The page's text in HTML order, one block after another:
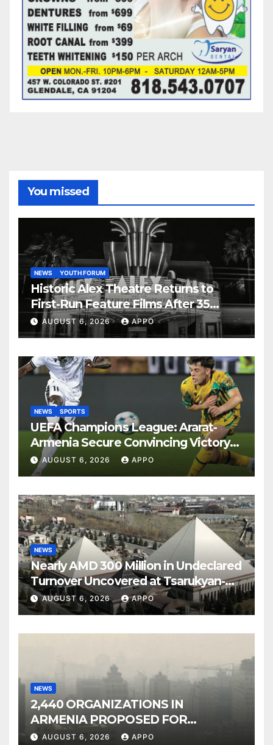
You missed
NEWS YOUTH FORUM
Historic Alex Theatre Returns to
First-Run Feature Films After 35
Years
AUGUST 6, 2026 APPO
NEWS SPORTS
UEFA Champions League: Ararat-
Armenia Secure Convincing Victory
Over Shamrock Rovers 2-0
AUGUST 6, 2026 APPO
NEWS
Nearly AMD 300 Million in Undeclared
Turnover Uncovered at Tsarukyan-
Owned Entertainment Center
AUGUST 6, 2026 APPO
NEWS
2,440 ORGANIZATIONS IN
ARMENIA PROPOSED FOR
INCLUSION IN LIST OF AIR
AUGUST 6, 2026 APPO